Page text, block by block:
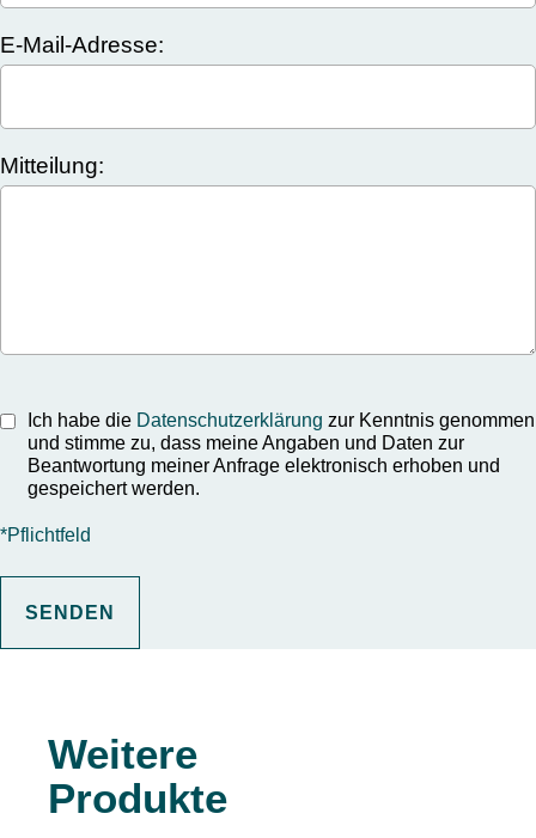
E-Mail-Adresse:
Mitteilung:
Ich habe die Datenschutzerklärung zur Kenntnis genommen
und stimme zu, dass meine Angaben und Daten zur
Beantwortung meiner Anfrage elektronisch erhoben und
gespeichert werden.
*Pflichtfeld
Weitere
Produkte